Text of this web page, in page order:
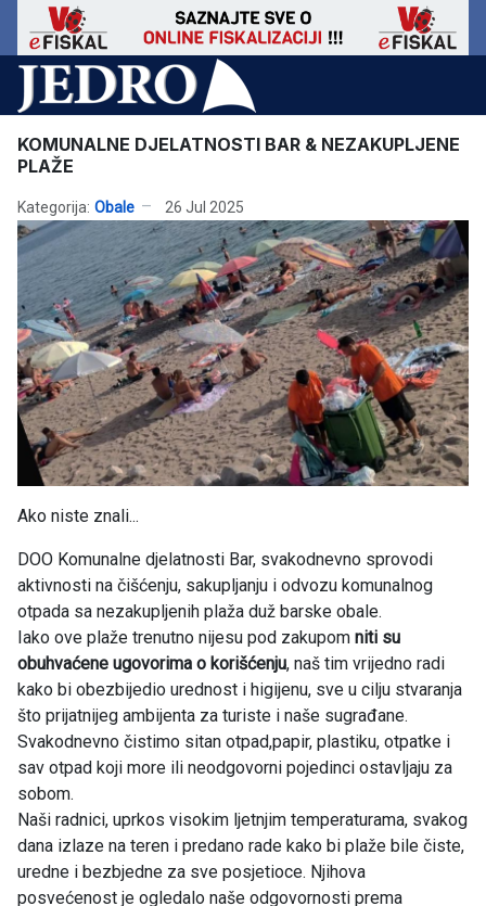
KOMUNALNE DJELATNOSTI BAR & NEZAKUPLJENE
PLAŽE
Kategorija: Obale 26 Jul 2025
Ako niste znali...
DOO Komunalne djelatnosti Bar, svakodnevno sprovodi
aktivnosti na čišćenju, sakupljanju i odvozu komunalnog
otpada sa nezakupljenih plaža duž barske obale.
Iako ove plaže trenutno nijesu pod zakupom niti su
obuhvaćene ugovorima o korišćenju, naš tim vrijedno radi
kako bi obezbijedio urednost i higijenu, sve u cilju stvaranja
što prijatnijeg ambijenta za turiste i naše sugrađane.
Svakodnevno čistimo sitan otpad,papir, plastiku, otpatke i
sav otpad koji more ili neodgovorni pojedinci ostavljaju za
sobom.
Naši radnici, uprkos visokim ljetnjim temperaturama, svakog
dana izlaze na teren i predano rade kako bi plaže bile čiste,
uredne i bezbjedne za sve posjetioce. Njihova
posvećenost je ogledalo naše odgovornosti prema